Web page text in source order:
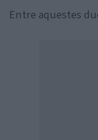
Entre aquestes